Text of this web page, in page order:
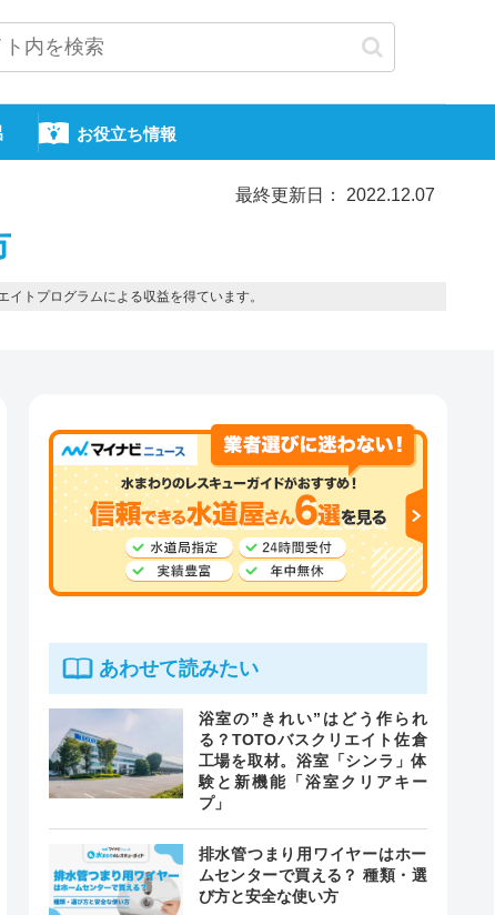
お役立ち情報
最終更新日： 2022.12.07
トプログラムによる収益を得ています。
あわせて読みたい
浴室の”きれい”はどう作られ
る？TOTOバスクリエイト佐倉
工場を取材。浴室「シンラ」体
験と新機能「浴室クリアキー
プ」
排水管つまり用ワイヤーはホー
ムセンターで買える？ 種類・選
び方と安全な使い方